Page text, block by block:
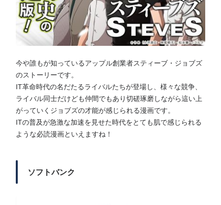
今や誰もが知っているアップル創業者スティーブ・ジョブズ
のストーリーです。
IT革命時代の名だたるライバルたちが登場し、様々な競争、
ライバル同士だけども仲間でもあり切磋琢磨しながら這い上
がっていくジョブズの才能が感じられる漫画です。
ITの普及が急激な加速を見せた時代をとても肌で感じられる
ような必読漫画といえますね！
ソフトバンク